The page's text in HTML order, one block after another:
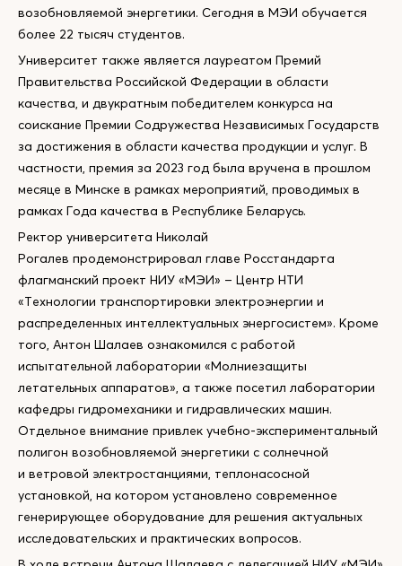
возобновляемой энергетики. Сегодня в МЭИ обучается
более 22 тысяч студентов.
Университет также является лауреатом Премий
Правительства Российской Федерации в области
качества, и двукратным победителем конкурса на
соискание Премии Содружества Независимых Государств
за достижения в области качества продукции и услуг. В
частности, премия за 2023 год была вручена в прошлом
месяце в Минске в рамках мероприятий, проводимых в
рамках Года качества в Республике Беларусь.
Ректор университета Николай
Рогалев продемонстрировал главе Росстандарта
флагманский проект НИУ «МЭИ» – Центр НТИ
«Технологии транспортировки электроэнергии и
распределенных интеллектуальных энергосистем». Кроме
того, Антон Шалаев ознакомился с работой
испытательной лаборатории «Молниезащиты
летательных аппаратов», а также посетил лаборатории
кафедры гидромеханики и гидравлических машин.
Отдельное внимание привлек учебно-экспериментальный
полигон возобновляемой энергетики с солнечной
и ветровой электростанциями, теплонасосной
установкой, на котором установлено современное
генерирующее оборудование для решения актуальных
исследовательских и практических вопросов.